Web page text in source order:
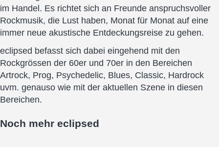
im Handel. Es richtet sich an Freunde anspruchsvoller
Rockmusik, die Lust haben, Monat für Monat auf eine
immer neue akustische Entdeckungsreise zu gehen.
eclipsed befasst sich dabei eingehend mit den
Rockgrössen der 60er und 70er in den Bereichen
Artrock, Prog, Psychedelic, Blues, Classic, Hardrock
uvm. genauso wie mit der aktuellen Szene in diesen
Bereichen.
Noch mehr eclipsed